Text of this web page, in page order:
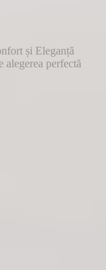
și Eleganță
perfectă